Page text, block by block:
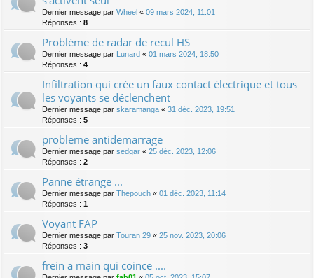
Dernier message par Wheel « 09 mars 2024, 11:01
Réponses : 8
Problème de radar de recul HS
Dernier message par Lunard « 01 mars 2024, 18:50
Réponses : 4
Infiltration qui crée un faux contact électrique et tous
les voyants se déclenchent
Dernier message par skaramanga « 31 déc. 2023, 19:51
Réponses : 5
probleme antidemarrage
Dernier message par sedgar « 25 déc. 2023, 12:06
Réponses : 2
Panne étrange ...
Dernier message par Thepouch « 01 déc. 2023, 11:14
Réponses : 1
Voyant FAP
Dernier message par Touran 29 « 25 nov. 2023, 20:06
Réponses : 3
frein a main qui coince ....